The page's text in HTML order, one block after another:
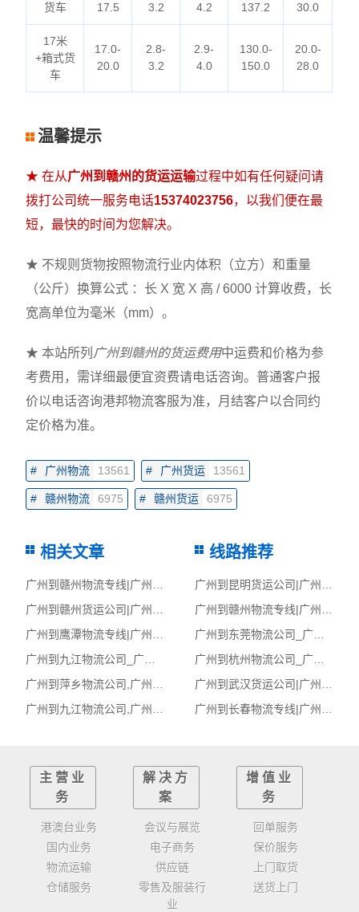
货车
17.5
3.2
4.2
137.2
30.0
17米
+箱式货
车
17.0-
20.0
2.8-
3.2
2.9-
4.0
130.0-
150.0
20.0-
28.0
温馨提示
★ 在从广州到赣州的货运运输过程中如有任何疑问请
拨打公司统一服务电话15374023756，以我们便在最
短，最快的时间为您解决。
★ 不规则货物按照物流行业内体积（立方）和重量
（公斤）换算公式 ：长 X 宽 X 高 / 6000 计算收费，长
宽高单位为毫米（mm）。
★ 本站所列 广州到赣州的货运费用中运费和价格为参
考费用，需详细最便宜资费请电话咨询。普通客户报
价以电话咨询港邦物流客服为准，月结客户以合同约
定价格为准。
# 广州物流 13561 # 广州货运 13561
# 赣州物流 6975 # 赣州货运 6975
相关文章 线路推荐
主营业
务
港澳台业务
国内业务
物流运输
仓储服务
解决方
案
会议与展览
电子商务
供应链
零售及服装行
业
增值业
务
回单服务
保价服务
上门取货
送货上门